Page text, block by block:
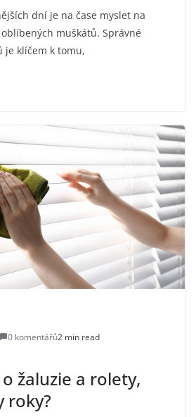
dní je na čase myslet na
muškátů. Správné
je klíčem k tomu,
0 komentářů2 min read
žaluzie a rolety,
roky?